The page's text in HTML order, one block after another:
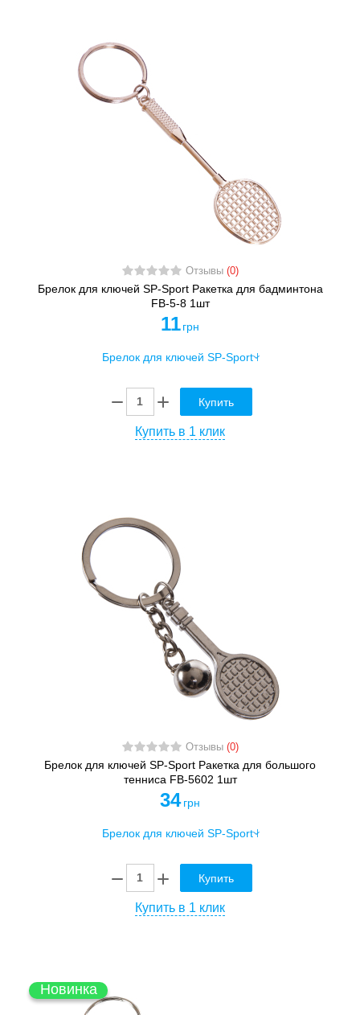
Отзывы (0)
Брелок для ключей SP-Sport Ракетка для бадминтона
FB-5-8 1шт
11 грн
Купить
Купить в 1 клик
Отзывы (0)
Брелок для ключей SP-Sport Ракетка для большого
тенниса FB-5602 1шт
34 грн
Купить
Купить в 1 клик
Новинка